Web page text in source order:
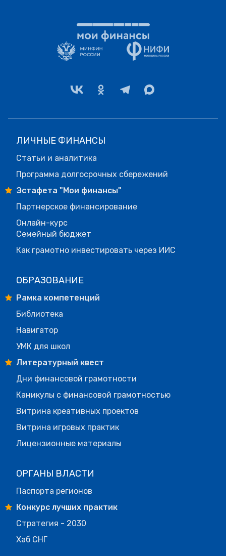
ЛИЧНЫЕ ФИНАНСЫ
Статьи и аналитика
Программа долгосрочных сбережений
Эстафета "Мои финансы"
Партнерское финансирование
Онлайн-курс
Семейный бюджет
Как грамотно инвестировать через ИИС
ОБРАЗОВАНИЕ
Рамка компетенций
Библиотека
Навигатор
УМК для школ
Литературный квест
Дни финансовой грамотности
Каникулы с финансовой грамотностью
Витрина креативных проектов
Витрина игровых практик
Лицензионные материалы
ОРГАНЫ ВЛАСТИ
Паспорта регионов
Конкурс лучших практик
Стратегия - 2030
Хаб СНГ